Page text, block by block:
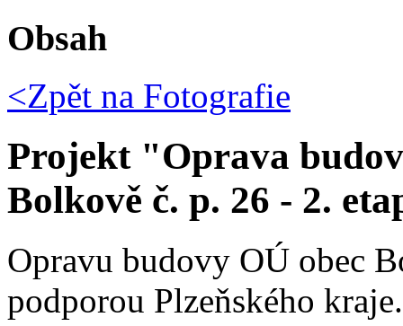
Obsah
<Zpět na Fotografie
Projekt "Oprava
Bolkově č. p. 26 - 2.
Opravu budovy OÚ obec
podporou Plzeňského